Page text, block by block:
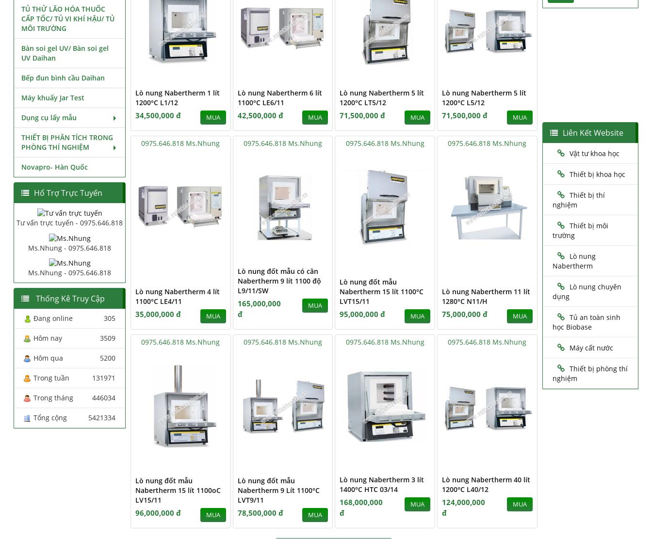
Lò nung Nabertherm 1 lít
1200°C L1/12
34,500,000 đ MUA
Lò nung Nabertherm 6 lít
1100°C LE6/11
42,500,000 đ MUA
Lò nung Nabertherm 5 lít
1200°C LT5/12
71,500,000 đ MUA
Lò nung Nabertherm 5 lít
1200°C L5/12
71,500,000 đ MUA
0975.646.818 Ms.Nhung
Lò nung Nabertherm 4 lít
1100°C LE4/11
35,000,000 đ MUA
0975.646.818 Ms.Nhung
Lò nung đốt mẫu có cân
Nabertherm 9 lít 1100 độ
L9/11/SW
165,000,000
đ
MUA
0975.646.818 Ms.Nhung
Lò nung đốt mẫu
Nabertherm 15 lít 1100°C
LVT15/11
95,000,000 đ MUA
0975.646.818 Ms.Nhung
Lò nung Nabertherm 11 lít
1280°C N11/H
75,000,000 đ MUA
0975.646.818 Ms.Nhung
Lò nung đốt mẫu
Nabertherm 15 lít 1100oC
LV15/11
96,000,000 đ MUA
0975.646.818 Ms.Nhung
Lò nung đốt mẫu
Nabertherm 9 Lít 1100°C
LVT9/11
78,500,000 đ MUA
0975.646.818 Ms.Nhung
Lò nung Nabertherm 3 lít
1400°C HTC 03/14
168,000,000
đ
MUA
0975.646.818 Ms.Nhung
Lò nung Nabertherm 40 lít
1200°C L40/12
124,000,000
đ
MUA
TỦ THỬ LÃO HÓA THUỐC
CẤP TỐC/ TỦ VI KHÍ HẬU/ TỦ
MÔI TRƯỜNG
Bàn soi gel UV/ Bàn soi gel
UV Daihan
Bếp đun bình cầu Daihan
Máy khuấy Jar Test
Dụng cụ lấy mẫu
THIẾT BỊ PHÂN TÍCH TRONG
PHÒNG THÍ NGHIỆM
Novapro- Hàn Quốc
Hổ Trợ Trực Tuyến
Tư vấn trực tuyến - 0975.646.818
Ms.Nhung - 0975.646.818
Ms.Nhung - 0975.646.818
Thống Kê Truy Cập
Đang online 305
Hôm nay 3509
Hôm qua 5200
Trong tuần 131971
Trong tháng 446034
Tổng cộng 5421334
Liên Kết Website
Vật tư khoa học
Thiết bị khoa học
Thiết bị thí
nghiệm
Thiết bị môi
trường
Lò nung
Nabertherm
Lò nung chuyên
dụng
Tủ an toàn sinh
học Biobase
Máy cất nước
Thiết bị phòng thí
nghiệm